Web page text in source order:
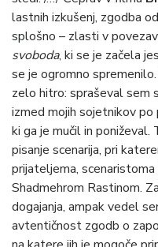
lastnih izkušenj, zgodba
splošno – zlasti v
svoboda, ki se je začela
se je ogromno
zelo hitro: spraševal sem
izmed mojih sojetnikov po
ki ga je mučil in poniževal.
pisanje scenarija, pri
prijateljema,
Shadmehrom Rastinom.
dogajanja, ampak vedel
avtentičnost zgodb o